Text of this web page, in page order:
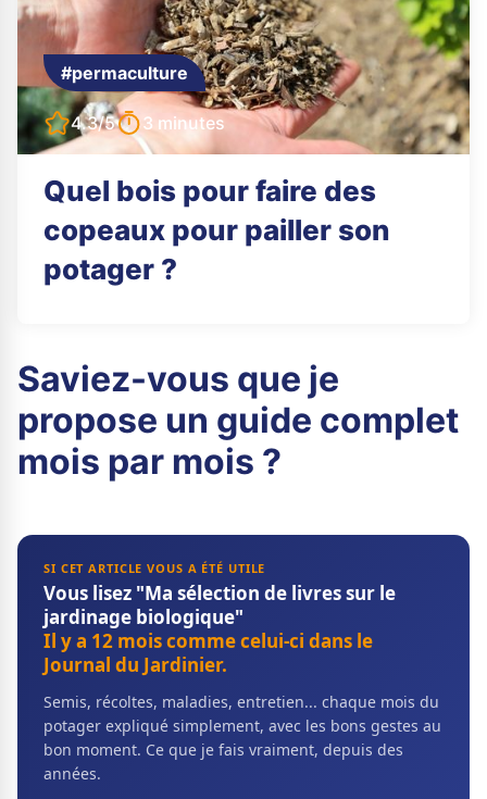
#permaculture
4.3/5 3 minutes
Quel bois pour faire des
copeaux pour pailler son
potager ?
Saviez-vous que je
propose un guide complet
mois par mois ?
SI CET ARTICLE VOUS A ÉTÉ UTILE
Vous lisez "Ma sélection de livres sur le
jardinage biologique"
Il y a 12 mois comme celui-ci dans le
Journal du Jardinier.
Semis, récoltes, maladies, entretien... chaque mois du
potager expliqué simplement, avec les bons gestes au
bon moment. Ce que je fais vraiment, depuis des
années.